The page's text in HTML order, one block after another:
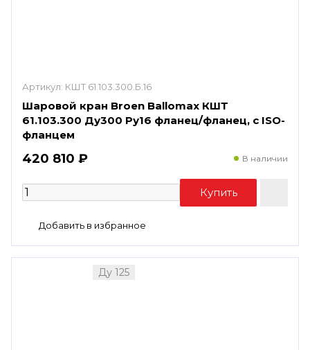
Артикул: КШТ 61.103.300.Б.16
Шаровой кран Broen Ballomax КШТ
61.103.300 Ду300 Ру16 фланец/фланец, с ISO-
фланцем
420 810 ₽ В наличии
Ду 125